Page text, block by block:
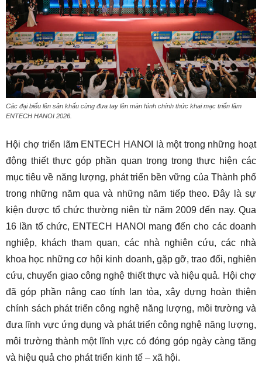
Các đại biểu lên sân khấu cùng đưa tay lên màn hình chính thức khai mạc triển lãm
ENTECH HANOI 2026.
Hội chợ triển lãm ENTECH HANOI là một trong những hoạt
động thiết thực góp phần quan trọng trong thực hiện các
mục tiêu về năng lượng, phát triển bền vững của Thành phố
trong những năm qua và những năm tiếp theo. Đây là sự
kiện được tổ chức thường niên từ năm 2009 đến nay. Qua
16 lần tổ chức, ENTECH HANOI mang đến cho các doanh
nghiệp, khách tham quan, các nhà nghiên cứu, các nhà
khoa học những cơ hội kinh doanh, gặp gỡ, trao đổi, nghiên
cứu, chuyển giao công nghệ thiết thực và hiệu quả. Hội chợ
đã góp phần nâng cao tính lan tỏa, xây dựng hoàn thiện
chính sách phát triển công nghệ năng lượng, môi trường và
đưa lĩnh vực ứng dụng và phát triển công nghệ năng lượng,
môi trường thành một lĩnh vực có đóng góp ngày càng tăng
và hiệu quả cho phát triển kinh tế – xã hội.